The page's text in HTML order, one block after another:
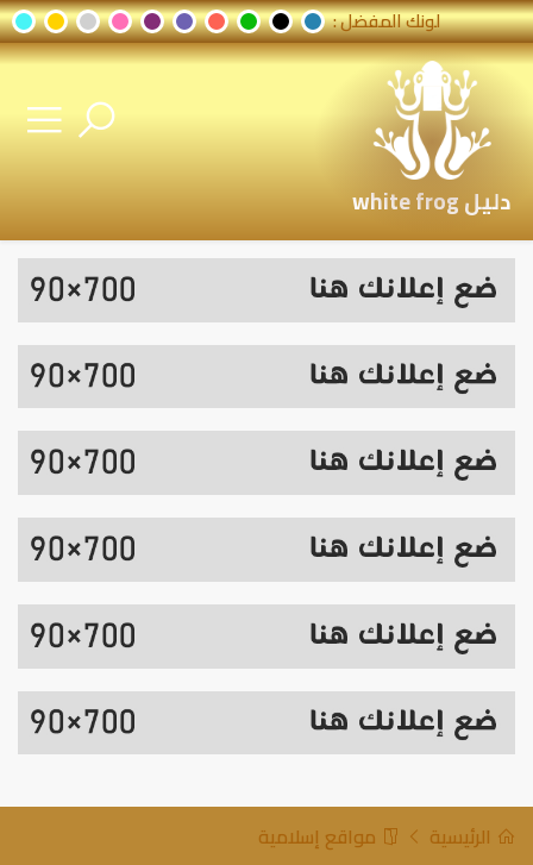
لونك المفضل :
دليل white frog
الرئيسية مواقع إسلامية